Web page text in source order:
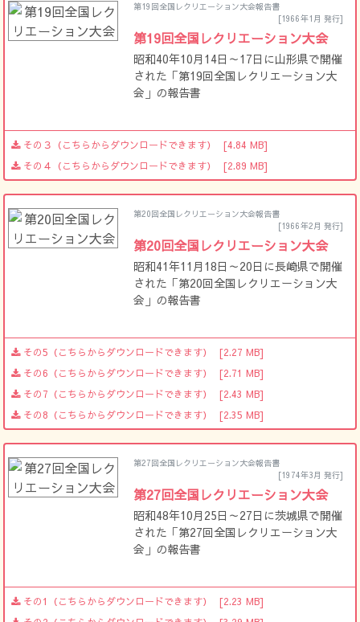
第19回全国レクリエーション大会報告書
[1966年1月 発行]
第19回全国レクリエーション大会
昭和40年10月14日～17日に山形県で開催
された「第19回全国レクリエーション大
会」の報告書
その３（こちらからダウンロードできます）
[4.84 MB]
その４（こちらからダウンロードできます）
[2.89 MB]
第20回全国レクリエーション大会報告書
[1966年2月 発行]
第20回全国レクリエーション大会
昭和41年11月18日～20日に長崎県で開催
された「第20回全国レクリエーション大
会」の報告書
その5（こちらからダウンロードできます）
[2.27 MB]
その6（こちらからダウンロードできます）
[2.71 MB]
その7（こちらからダウンロードできます）
[2.43 MB]
その8（こちらからダウンロードできます）
[2.35 MB]
第27回全国レクリエーション大会報告書
[1974年3月 発行]
第27回全国レクリエーション大会
昭和48年10月25日～27日に茨城県で開催
された「第27回全国レクリエーション大
会」の報告書
その1（こちらからダウンロードできます）
[2.23 MB]